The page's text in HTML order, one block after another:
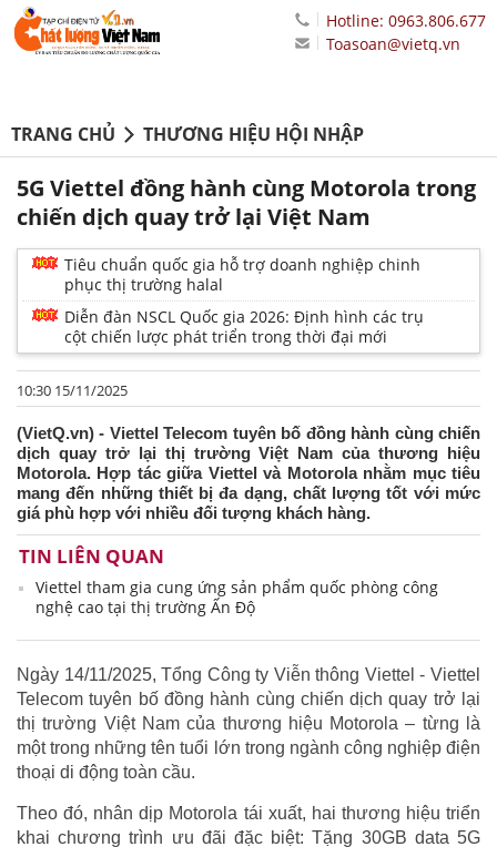
Hotline: 0963.806.677
Toasoan@vietq.vn
TRANG CHỦ THƯƠNG HIỆU HỘI NHẬP
5G Viettel đồng hành cùng Motorola trong
chiến dịch quay trở lại Việt Nam
Tiêu chuẩn quốc gia hỗ trợ doanh nghiệp chinh
phục thị trường halal
Diễn đàn NSCL Quốc gia 2026: Định hình các trụ
cột chiến lược phát triển trong thời đại mới
10:30 15/11/2025
(VietQ.vn) - Viettel Telecom tuyên bố đồng hành cùng chiến
dịch quay trở lại thị trường Việt Nam của thương hiệu
Motorola. Hợp tác giữa Viettel và Motorola nhằm mục tiêu
mang đến những thiết bị đa dạng, chất lượng tốt với mức
giá phù hợp với nhiều đối tượng khách hàng.
TIN LIÊN QUAN
Viettel tham gia cung ứng sản phẩm quốc phòng công
nghệ cao tại thị trường Ấn Độ
Ngày 14/11/2025, Tổng Công ty Viễn thông Viettel - Viettel
Telecom tuyên bố đồng hành cùng chiến dịch quay trở lại
thị trường Việt Nam của thương hiệu Motorola – từng là
một trong những tên tuổi lớn trong ngành công nghiệp điện
thoại di động toàn cầu.
Theo đó, nhân dịp Motorola tái xuất, hai thương hiệu triển
khai chương trình ưu đãi đặc biệt: Tặng 30GB data 5G